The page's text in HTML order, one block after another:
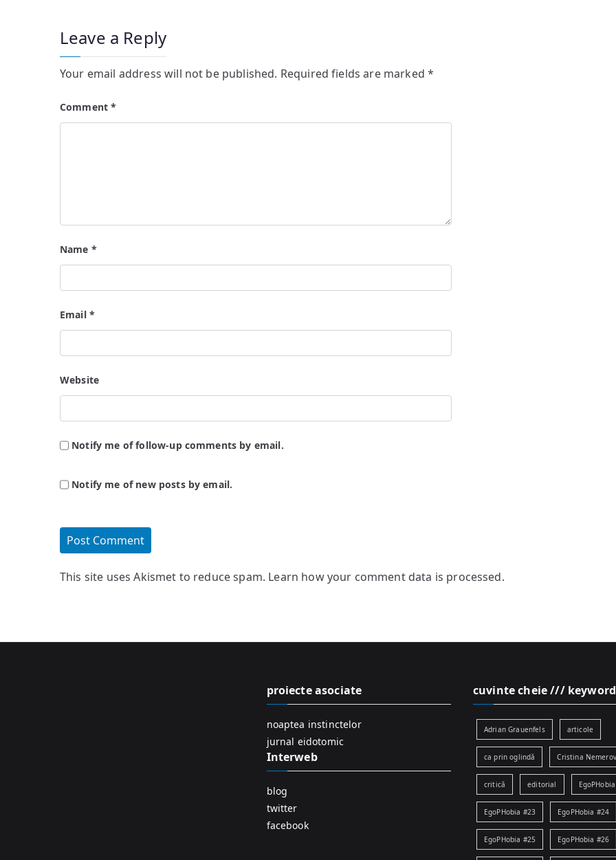
Leave a Reply
Your email address will not be published. Required fields are marked*
Comment*
Name *
Email *
Website
Notify me of follow-up comments by email.
Notify me of new posts by email.
This site uses Akismet to reduce spam. Learn how your comment data is processed.
proiecte asociate
noaptea instinctelor
jurnal eidotomic
Interweb
blog
twitter
facebook
cuvinte cheie ///
Adrian Grauenfels articole
ca prin oglindă Cristina
critică editorial
EgoPHobia #23 EgoPHobia #24
EgoPHobia #25 EgoPHobia #26